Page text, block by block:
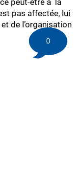
peut-être à la
pas affectée, lui
de l’organisation
0